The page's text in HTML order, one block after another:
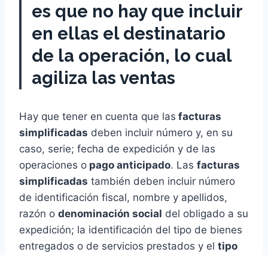
es que no hay que incluir
en ellas el destinatario
de la operación, lo cual
agiliza las ventas
Hay que tener en cuenta que las facturas
simplificadas deben incluir número y, en su
caso, serie; fecha de expedición y de las
operaciones o pago anticipado. Las facturas
simplificadas también deben incluir número
de identificación fiscal, nombre y apellidos,
razón o denominación social del obligado a su
expedición; la identificación del tipo de bienes
entregados o de servicios prestados y el tipo